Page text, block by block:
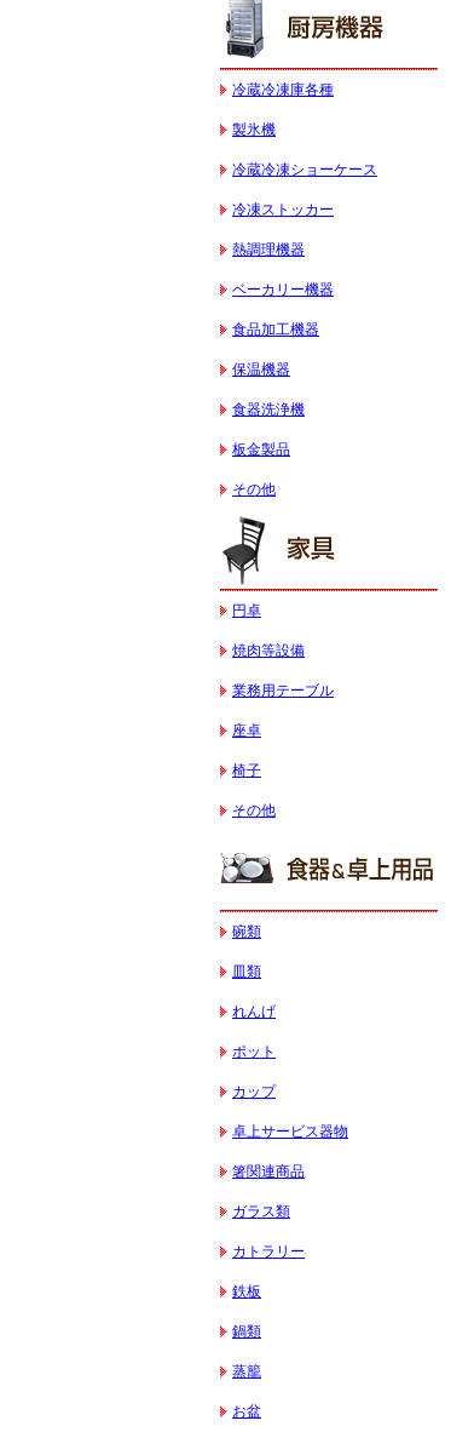
冷蔵冷凍庫各種
製氷機
冷蔵冷凍ショーケース
冷凍ストッカー
熱調理機器
ベーカリー機器
食品加工機器
保温機器
食器洗浄機
板金製品
その他
円卓
焼肉等設備
業務用テーブル
座卓
椅子
その他
碗類
皿類
れんげ
ポット
カップ
卓上サービス器物
箸関連商品
ガラス類
カトラリー
鉄板
鍋類
蒸籠
お盆